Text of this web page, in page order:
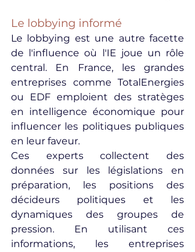
Le lobbying informé
Le lobbying est une autre facette
de l'influence où l'IE joue un rôle
central. En France, les grandes
entreprises comme TotalEnergies
ou EDF emploient des stratèges
en intelligence économique pour
influencer les politiques publiques
en leur faveur.
Ces experts collectent des
données sur les législations en
préparation, les positions des
décideurs politiques et les
dynamiques des groupes de
pression. En utilisant ces
informations, les entreprises